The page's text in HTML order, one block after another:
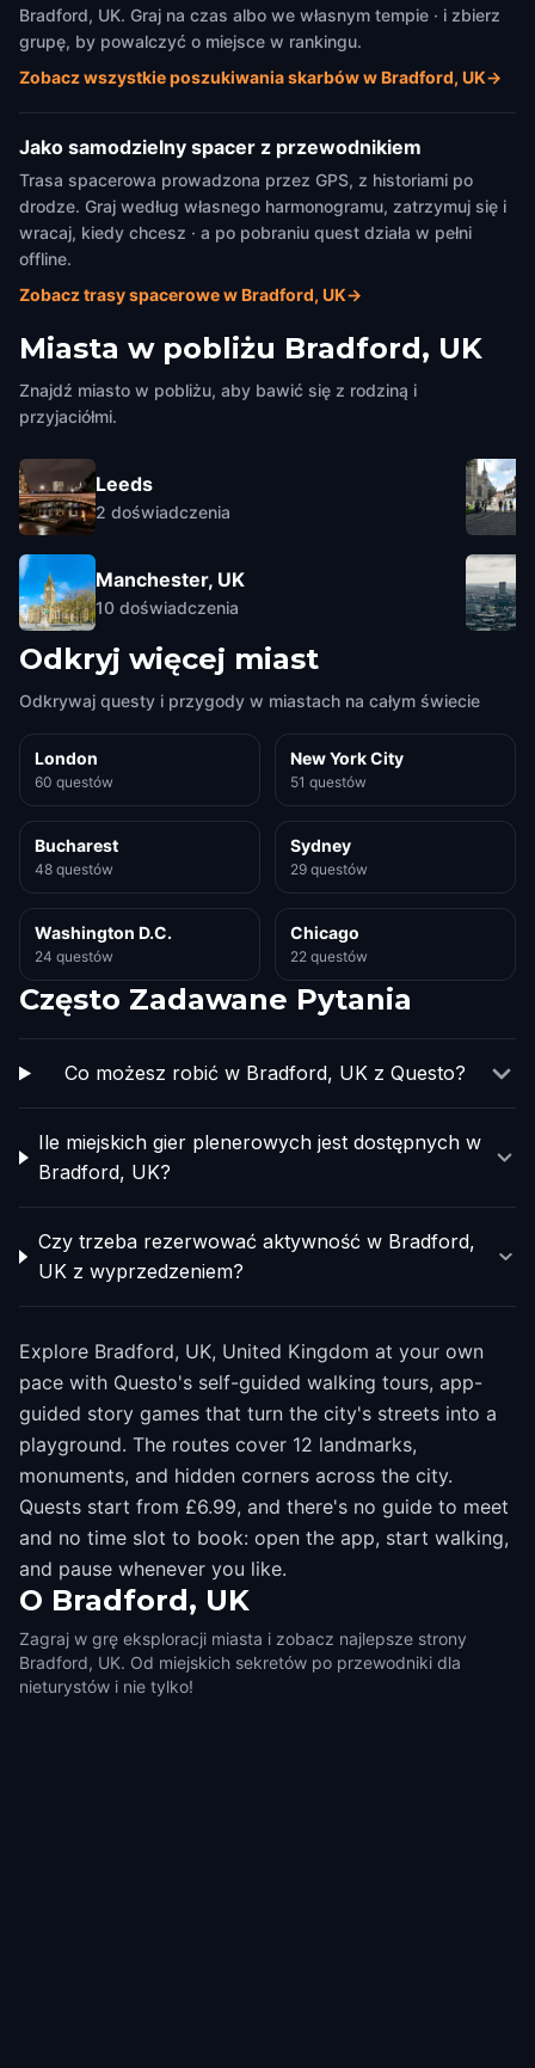
Bradford, UK. Graj na czas albo we własnym tempie · i zbierz
grupę, by powalczyć o miejsce w rankingu.
Zobacz wszystkie poszukiwania skarbów w Bradford, UK→
Jako samodzielny spacer z przewodnikiem
Trasa spacerowa prowadzona przez GPS, z historiami po
drodze. Graj według własnego harmonogramu, zatrzymuj się i
wracaj, kiedy chcesz · a po pobraniu quest działa w pełni
offline.
Zobacz trasy spacerowe w Bradford, UK→
Miasta w pobliżu Bradford, UK
Znajdź miasto w pobliżu, aby bawić się z rodziną i
przyjaciółmi.
Leeds
2 doświadczenia
Manchester, UK
10 doświadczenia
Odkryj więcej miast
Odkrywaj questy i przygody w miastach na całym świecie
London
60 questów
New York City
51 questów
Bucharest
48 questów
Sydney
29 questów
Washington D.C.
24 questów
Chicago
22 questów
Często Zadawane Pytania
Co możesz robić w Bradford, UK z Questo?
Ile miejskich gier plenerowych jest dostępnych w
Bradford, UK?
Czy trzeba rezerwować aktywność w Bradford,
UK z wyprzedzeniem?
Explore Bradford, UK, United Kingdom at your own
pace with Questo's self-guided walking tours, app-
guided story games that turn the city's streets into a
playground. The routes cover 12 landmarks,
monuments, and hidden corners across the city.
Quests start from £6.99, and there's no guide to meet
and no time slot to book: open the app, start walking,
and pause whenever you like.
O Bradford, UK
Zagraj w grę eksploracji miasta i zobacz najlepsze strony
Bradford, UK. Od miejskich sekretów po przewodniki dla
nieturystów i nie tylko!